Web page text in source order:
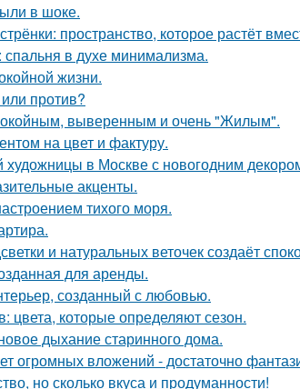
в шоке.
пространство, которое растёт
спальня в духе минимализма.
жизни.
против?
выверенным и очень "Жилым".
на цвет и фактуру.
художницы в Москве с новогодним
акценты.
тихого моря.
и натуральных веточек создаёт
для аренды.
созданный с любовью.
цвета, которые определяют сезон.
дыхание старинного дома.
огромных вложений - достаточно
но сколько вкуса и продуманности!